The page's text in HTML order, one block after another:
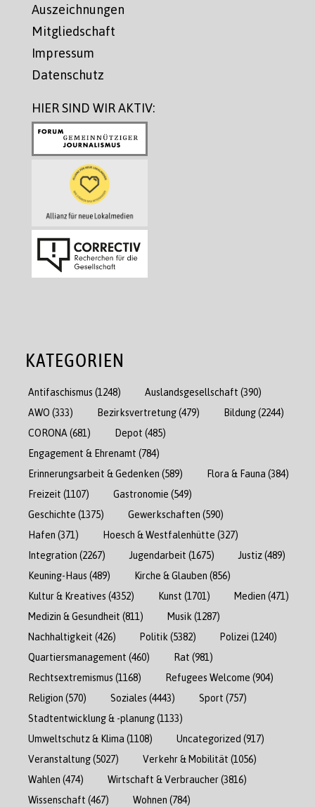
Auszeichnungen
Mitgliedschaft
Impressum
Datenschutz
HIER SIND WIR AKTIV:
KATEGORIEN
Antifaschismus (1248) Auslandsgesellschaft (390)
AWO (333) Bezirksvertretung(479) Bildung(2244)
CORONA (681) Depot (485)
Engagement & Ehrenamt (784)
Erinnerungsarbeit & Gedenken (589) Flora & Fauna (384)
Freizeit (1107) Gastronomie (549)
Geschichte (1375) Gewerkschaften (590)
Hafen (371) Hoesch & Westfalenhütte (327)
Integration (2267) Jugendarbeit (1675) Justiz(489)
Keuning-Haus (489) Kirche & Glauben (856)
Kultur & Kreatives (4352) Kunst (1701) Medien (471)
Medizin & Gesundheit (811) Musik (1287)
Nachhaltigkeit (426) Politik (5382) Polizei (1240)
Quartiersmanagement (460) Rat (981)
Rechtsextremismus (1168) Refugees Welcome (904)
Religion (570) Soziales (4443) Sport (757)
Stadtentwicklung & -planung(1133)
Umweltschutz & Klima (1108) Uncategorized (917)
Veranstaltung(5027) Verkehr & Mobilität (1056)
Wahlen (474) Wirtschaft & Verbraucher(3816)
Wissenschaft (467) Wohnen (784)